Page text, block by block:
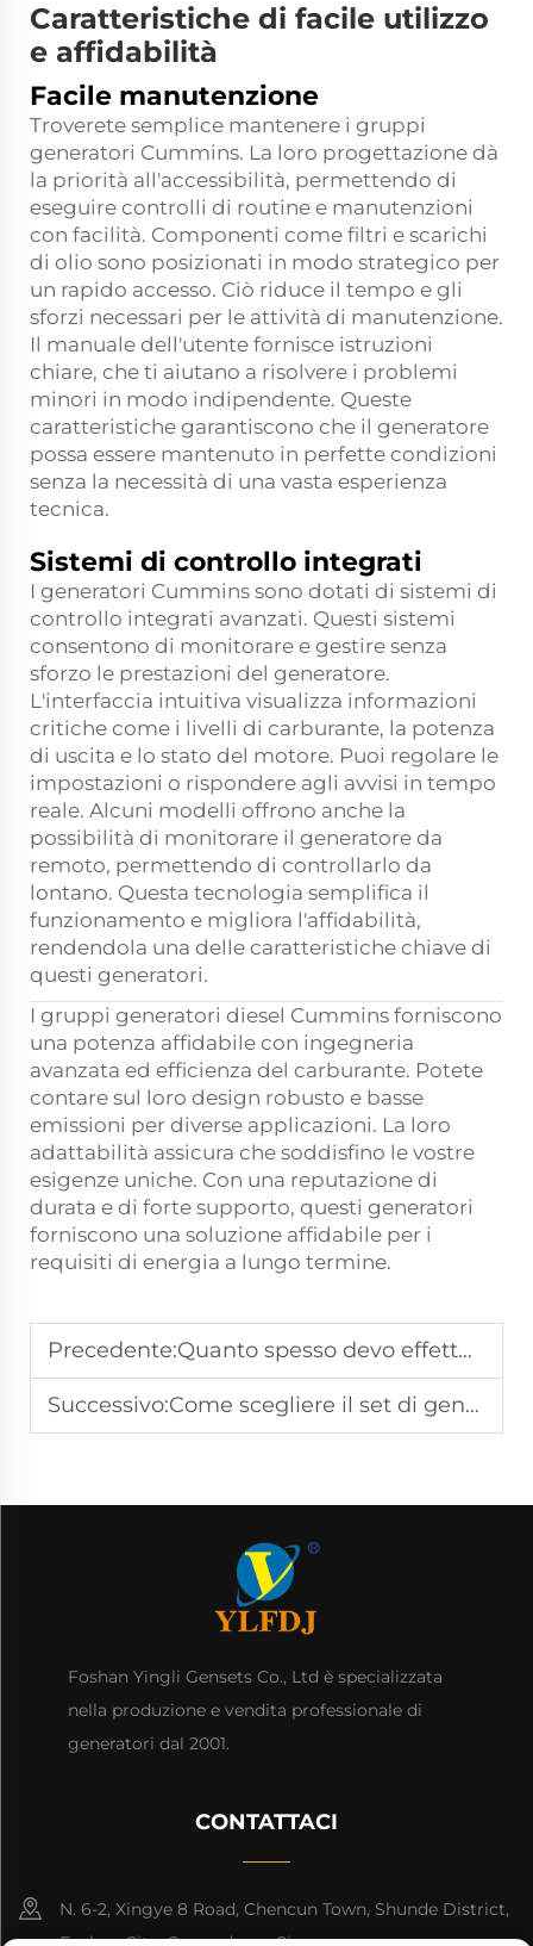
Caratteristiche di facile utilizzo
e affidabilità
Facile manutenzione
Troverete semplice mantenere i gruppi
generatori Cummins. La loro progettazione dà
la priorità all'accessibilità, permettendo di
eseguire controlli di routine e manutenzioni
con facilità. Componenti come filtri e scarichi
di olio sono posizionati in modo strategico per
un rapido accesso. Ciò riduce il tempo e gli
sforzi necessari per le attività di manutenzione.
Il manuale dell'utente fornisce istruzioni
chiare, che ti aiutano a risolvere i problemi
minori in modo indipendente. Queste
caratteristiche garantiscono che il generatore
possa essere mantenuto in perfette condizioni
senza la necessità di una vasta esperienza
tecnica.
Sistemi di controllo integrati
I generatori Cummins sono dotati di sistemi di
controllo integrati avanzati. Questi sistemi
consentono di monitorare e gestire senza
sforzo le prestazioni del generatore.
L'interfaccia intuitiva visualizza informazioni
critiche come i livelli di carburante, la potenza
di uscita e lo stato del motore. Puoi regolare le
impostazioni o rispondere agli avvisi in tempo
reale. Alcuni modelli offrono anche la
possibilità di monitorare il generatore da
remoto, permettendo di controllarlo da
lontano. Questa tecnologia semplifica il
funzionamento e migliora l'affidabilità,
rendendola una delle caratteristiche chiave di
questi generatori.
I gruppi generatori diesel Cummins forniscono
una potenza affidabile con ingegneria
avanzata ed efficienza del carburante. Potete
contare sul loro design robusto e basse
emissioni per diverse applicazioni. La loro
adattabilità assicura che soddisfino le vostre
esigenze uniche. Con una reputazione di
durata e di forte supporto, questi generatori
forniscono una soluzione affidabile per i
requisiti di energia a lungo termine.
Precedente:Quanto spesso devo effettuare la manutenzione del mio generatore Cummins?
Successivo:Come scegliere il set di generatore diesel Cummins adatto alle mie esigenze
Foshan Yingli Gensets Co., Ltd è specializzata
nella produzione e vendita professionale di
generatori dal 2001.
CONTATTACI
N. 6-2, Xingye 8 Road, Chencun Town, Shunde District,